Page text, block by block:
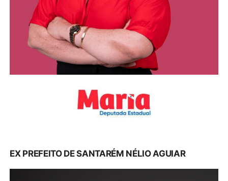
EX PREFEITO DE SANTARÉM NÉLIO AGUIAR